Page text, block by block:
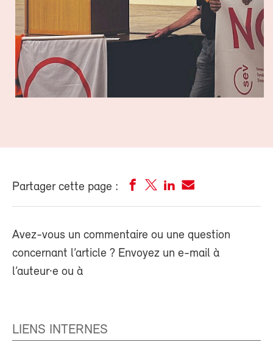
Partager cette page :
Avez-vous un commentaire ou une question
concernant l’article ? Envoyez un e-mail à
l’auteur·e ou à
LIENS INTERNES